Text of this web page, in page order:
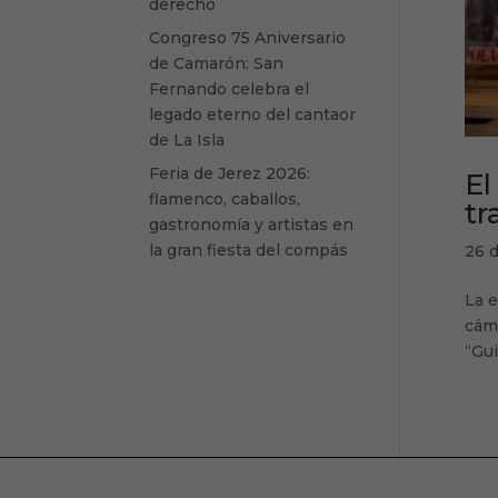
26
La
derecho
Congreso 75 Aniversario
de Camarón: San
Fernando celebra el
legado eterno del cantaor
de La Isla
Feria de Jerez 2026:
flamenco, caballos,
gastronomía y artistas en
la gran fiesta del compás